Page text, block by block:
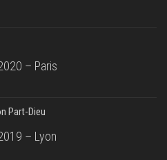
– Paris
– Lyon